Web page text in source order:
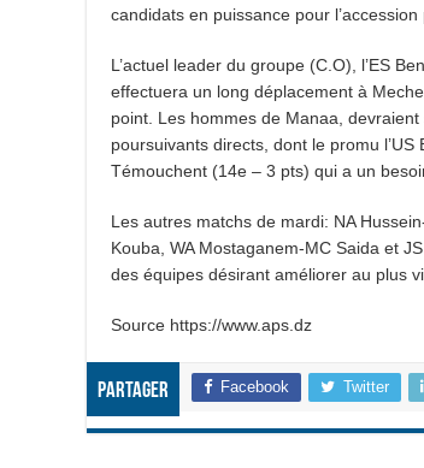
candidats en puissance pour
L’actuel leader du groupe (C.O), l’ES
effectuera un long déplacement à
point. Les hommes de Manaa,
poursuivants directs, dont le promu
Témouchent (14e – 3 pts) qui a un
Les autres matchs de mardi: NA
Kouba, WA Mostaganem-MC Saida et
des équipes désirant améliorer au plus
Source https://www.aps.dz
Partager Facebook Twitter